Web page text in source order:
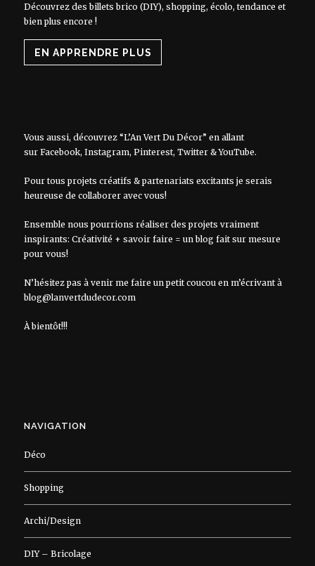
Découvrez des billets brico (DIY), shopping, écolo, tendance et
bien plus encore !
EN APPRENDRE PLUS
Vous aussi, découvrez “L’An Vert Du Décor” en allant
sur Facebook, Instagram, Pinterest, Twitter&YouTube.
Pour tous projets créatifs & partenariats excitants je serais
heureuse de collaborer avec vous!
Ensemble nous pourrions réaliser des projets vraiment
inspirants: Créativité + savoir faire = un blog fait sur mesure
pour vous!
N’hésitez pas à venir me faire un petit coucou en m’écrivant à
blog@lanvertdudecor.com
À bientôt!!!
NAVIGATION
Déco
Shopping
Archi/Design
DIY – Bricolage